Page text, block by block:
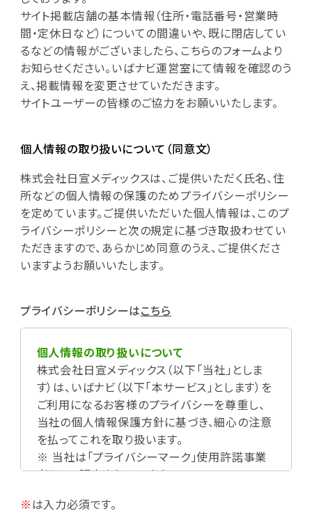
サイト掲載店舗の基本情報（住所・電話番号・営業時
間・定休日など）についての間違いや、既に閉店してい
るなどの情報がございましたら、こちらのフォームより
お知らせください。いばナビ運営室にて情報を確認のう
え、掲載情報を変更させていただきます。
サイトユーザーの皆様のご協力をお願いいたします。
個人情報の取り扱いについて（同意文）
株式会社日宣メディックスは、ご提供いただく氏名、住
所などの個人情報の保護のためプライバシーポリシー
を定めています。ご提供いただいた個人情報は、このプ
ライバシーポリシーと次の規定に基づき取扱わせてい
ただきますので、あらかじめ同意のうえ、ご提供くださ
いますようお願いいたします。
プライバシーポリシーはこちら
個人情報の取り扱いについて
株式会社日宣メディックス（以下「当社」としま
す）は、いばナビ（以下「本サービス」とします）を
ご利用になるお客様のプライバシーを尊重し、
当社の個人情報保護方針に基づき、細心の注意
を払ってこれを取り扱います。
※ 当社は「プライバシーマーク」使用許諾事業
者として認定されています。
※は入力必須です。